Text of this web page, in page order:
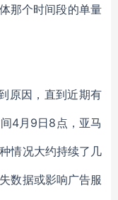
那个时间段的单量
原因，直到近期有
4月9日8点，亚马
情况大约持续了几
数据或影响广告服